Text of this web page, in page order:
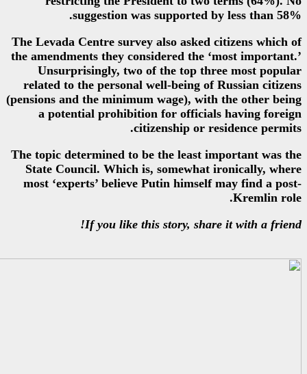
suggestion was
The Levada Centre survey also
the amendments they
Unsurprisingly, two of the
related to the personal well-
(pensions and the minimum
a potential prohibition for
The topic determined to be the
State Council. Which is,
most ‘experts’ believe Putin
If you like this